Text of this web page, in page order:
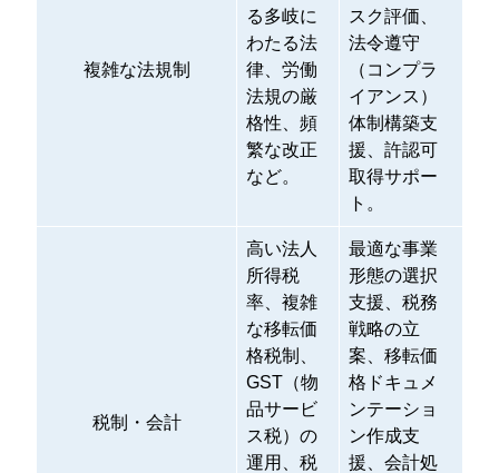
複雑な法規制
る多岐に
わたる法
律、労働
法規の厳
格性、頻
繁な改正
など。
スク評価、
法令遵守
（コンプラ
イアンス）
体制構築支
援、許認可
取得サポー
ト。
税制・会計
高い法人
所得税
率、複雑
な移転価
格税制、
GST（物
品サービ
ス税）の
運用、税
最適な事業
形態の選択
支援、税務
戦略の立
案、移転価
格ドキュメ
ンテーショ
ン作成支
援、会計処